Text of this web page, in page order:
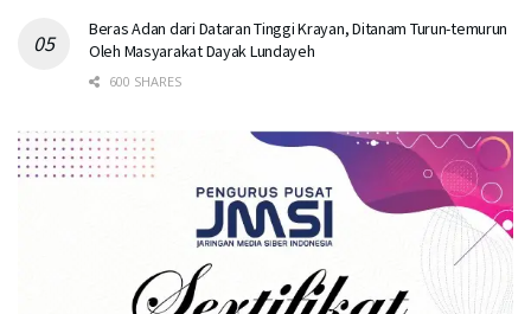
Beras Adan dari Dataran Tinggi Krayan, Ditanam Turun-temurun
Oleh Masyarakat Dayak Lundayeh
600 SHARES